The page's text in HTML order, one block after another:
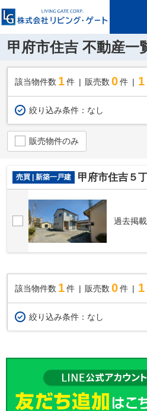
甲府市住吉 不動産一
該当物件数 1件 販売数 0 件
絞り込み条件： なし
販売物件のみ
売買 | 新築一戸建 甲府市住吉５丁目 未
過去掲
該当物件数 1件 販売数 0 件
絞り込み条件： なし